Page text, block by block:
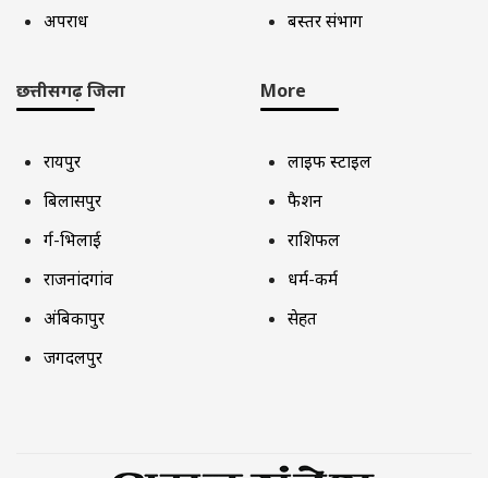
अपराध
बस्तर संभाग
छत्तीसगढ़ जिला
रायपुर
बिलासपुर
दुर्ग-भिलाई
राजनांदगांव
अंबिकापुर
जगदलपुर
More
लाइफ स्टाइल
फैशन
राशिफल
धर्म-कर्म
सेहत